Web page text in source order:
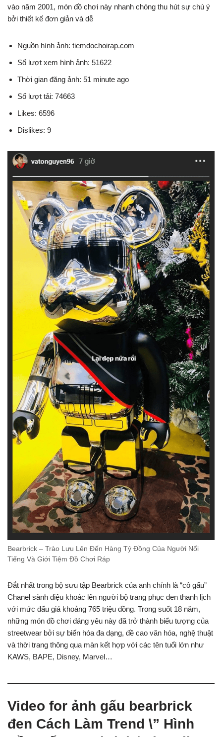
vào năm 2001, món đồ chơi này nhanh chóng thu hút sự chú ý
bởi thiết kế đơn giản và dễ
Nguồn hình ảnh: tiemdochoirap.com
Số lượt xem hình ảnh: 51622
Thời gian đăng ảnh: 51 minute ago
Số lượt tải: 74663
Likes: 6596
Dislikes: 9
Bearbrick – Trào Lưu Lên Đến Hàng Tỷ Đồng Của Người Nổi
Tiếng Và Giới Tiệm Đồ Chơi Ráp
Đắt nhất trong bộ sưu tập Bearbrick của anh chính là “cô gấu”
Chanel sành điệu khoác lên người bộ trang phục đen thanh lịch
với mức đấu giá khoảng 765 triệu đồng. Trong suốt 18 năm,
những món đồ chơi đáng yêu này đã trở thành biểu tượng của
streetwear bởi sự biến hóa đa dạng, đề cao văn hóa, nghệ thuật
và thời trang thông qua màn kết hợp với các tên tuổi lớn như
KAWS, BAPE, Disney, Marvel…
Video for ảnh gấu bearbrick
đen Cách Làm Trend \” Hình